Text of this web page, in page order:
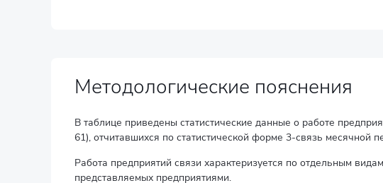
Методологические пояснения
В таблице приведены статистические данные о работе
61), отчитавшихся по статистической форме 3-связь месячной
Работа предприятий связи характеризуется по отдельным
представляемых предприятиями.